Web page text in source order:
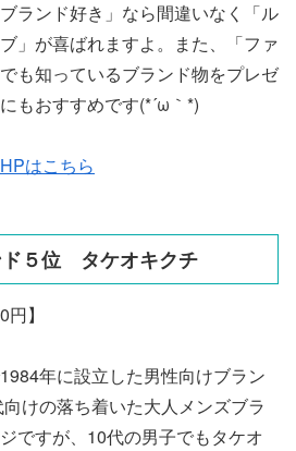
ランド好き」なら間違いなく「ル
」が喜ばれますよ。また、「ファ
も知っているブランド物をプレゼ
もおすすめです(*´ω｀*)
はこちら
５位 タケオキクチ
】
年に設立した男性向けブラン
けの落ち着いた大人メンズブラ
ですが、10代の男子でもタケオ